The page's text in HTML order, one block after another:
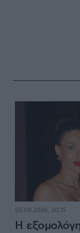
Η
05.08.2026, 20:15